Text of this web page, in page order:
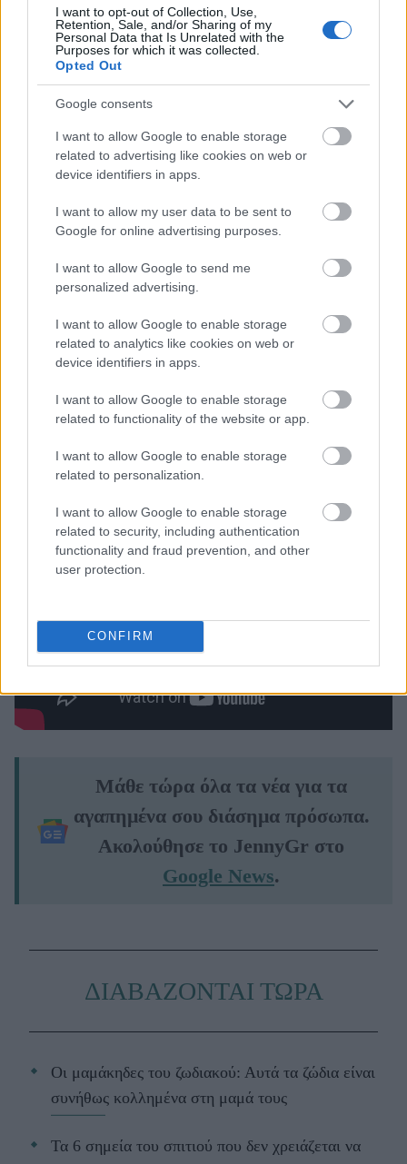
I want to opt-out of Collection, Use,
Retention, Sale, and/or Sharing of my
Personal Data that Is Unrelated with the
Purposes for which it was collected.
Opted Out
Google consents
I want to allow Google to enable storage
related to advertising like cookies on web or
device identifiers in apps.
I want to allow my user data to be sent to
Google for online advertising purposes.
I want to allow Google to send me
personalized advertising.
I want to allow Google to enable storage
related to analytics like cookies on web or
device identifiers in apps.
I want to allow Google to enable storage
related to functionality of the website or app.
I want to allow Google to enable storage
related to personalization.
I want to allow Google to enable storage
related to security, including authentication
functionality and fraud prevention, and other
user protection.
CONFIRM
Μάθε τώρα όλα τα νέα για τα
αγαπημένα σου διάσημα πρόσωπα.
Ακολούθησε το JennyGr στο
Google News.
ΔΙΑΒΑΖΟΝΤΑΙ ΤΩΡΑ
Οι μαμάκηδες του ζωδιακού: Αυτά τα ζώδια είναι
συνήθως κολλημένα στη μαμά τους
Τα 6 σημεία του σπιτιού που δεν χρειάζεται να